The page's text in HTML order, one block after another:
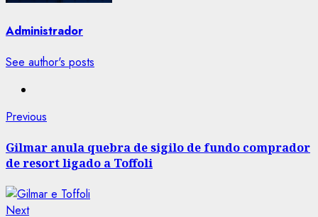
Administrador
See author's posts
Post
navigation
Previous
Gilmar anula quebra de sigilo de fundo comprador
de resort ligado a Toffoli
NextNext